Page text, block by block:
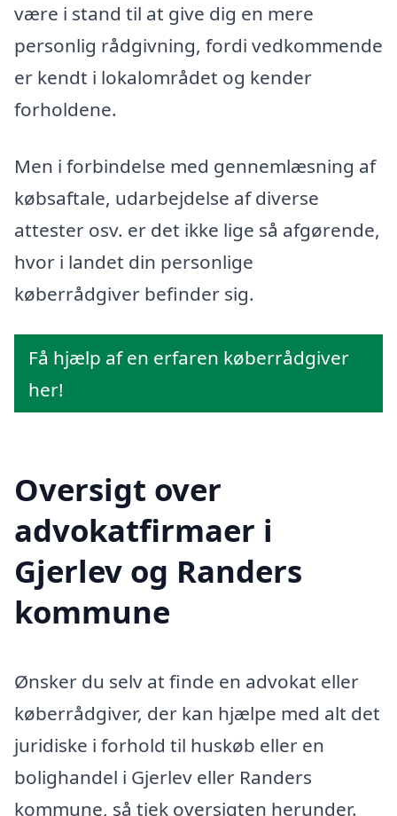
være i stand til at give dig en mere
personlig rådgivning, fordi vedkommende
er kendt i lokalområdet og kender
forholdene.
Men i forbindelse med gennemlæsning af
købsaftale, udarbejdelse af diverse
attester osv. er det ikke lige så afgørende,
hvor i landet din personlige
køberrådgiver befinder sig.
Få hjælp af en erfaren køberrådgiver
her!
Oversigt over
advokatfirmaer i
Gjerlev og Randers
kommune
Ønsker du selv at finde en advokat eller
køberrådgiver, der kan hjælpe med alt det
juridiske i forhold til huskøb eller en
bolighandel i Gjerlev eller Randers
kommune, så tjek oversigten herunder.